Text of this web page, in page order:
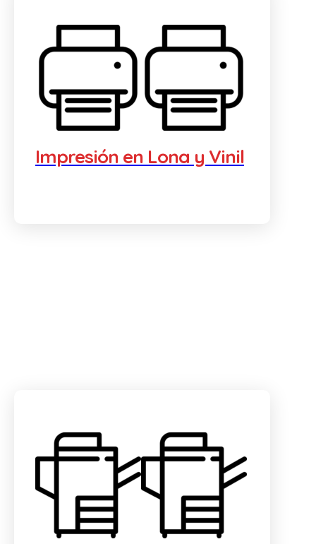
Impresión en Lona y Vinil